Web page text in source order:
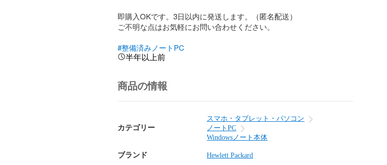
即購入OKです。3日以内に発送します。（匿名配送）
ご不明な点はお気軽にお問い合わせください。
#整備済みノートPC
半年以上前
商品の情報
カテゴリー
スマホ・タブレット・パソコン
ノートPC
Windowsノート本体
ブランド Hewlett Packard